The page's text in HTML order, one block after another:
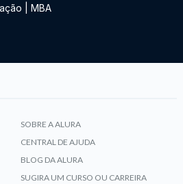
MBA
SOBRE A ALURA
CENTRAL DE AJUDA
BLOG DA ALURA
SUGIRA UM CURSO OU CARREIRA